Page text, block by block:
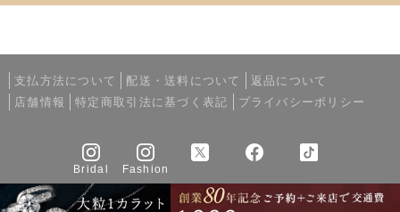
支払方法について 配送・送料について
返品について
店舗情報
特定商取引法に基づく表記 プライバシーポリシー
Bridal Fashion